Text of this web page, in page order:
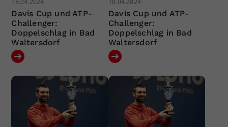
18.04.2024
Davis Cup und ATP-
Challenger:
Doppelschlag in Bad
Waltersdorf
18.04.2024
Davis Cup und ATP-
Challenger:
Doppelschlag in Bad
Waltersdorf